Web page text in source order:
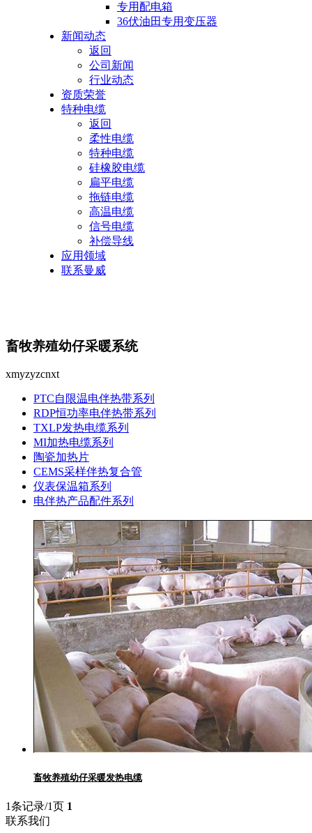
专用配电箱
36伏油田专用变压器
新闻动态
返回
公司新闻
行业动态
资质荣誉
特种电缆
返回
柔性电缆
特种电缆
硅橡胶电缆
扁平电缆
拖链电缆
高温电缆
信号电缆
补偿导线
应用领域
联系曼威
畜牧养殖幼仔采暖系统
xmyzyzcnxt
PTC自限温电伴热带系列
RDP恒功率电伴热带系列
TXLP发热电缆系列
MI加热电缆系列
陶瓷加热片
CEMS采样伴热复合管
仪表保温箱系列
电伴热产品配件系列
畜牧养殖幼仔采暖发热电缆
1条记录/1页 1
联系我们